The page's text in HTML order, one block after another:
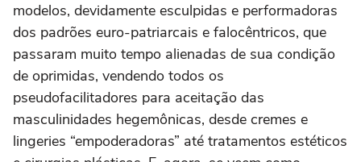
modelos, devidamente esculpidas e performadoras
dos padrões euro-patriarcais e falocêntricos, que
passaram muito tempo alienadas de sua condição
de oprimidas, vendendo todos os
pseudofacilitadores para aceitação das
masculinidades hegemônicas, desde cremes e
lingeries “empoderadoras” até tratamentos estéticos